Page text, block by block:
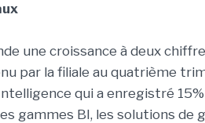
une croissance à deux
par la filiale au quatrième
qui a enregistré
gammes BI, les solutions de